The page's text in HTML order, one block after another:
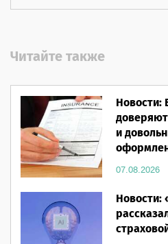
Читайте также
Новости:
и
07.08.2026
Новости: